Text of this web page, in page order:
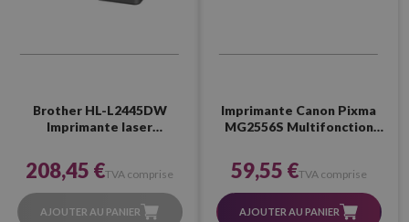
Brother HL-L2445DW
Imprimante laser
208,45 €TVA comprise
AJOUTER AU PANIER
Imprimante Canon Pixma
MG2556S Multifonction
59,55 €TVA comprise
AJOUTER AU PANIER